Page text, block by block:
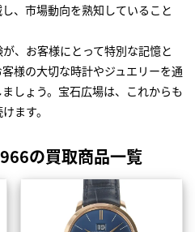
、市場動向を熟知していること
、お客様にとって特別な記憶と
様の大切な時計やジュエリーを通
しょう。宝石広場は、これからも
ます。
の買取商品一覧